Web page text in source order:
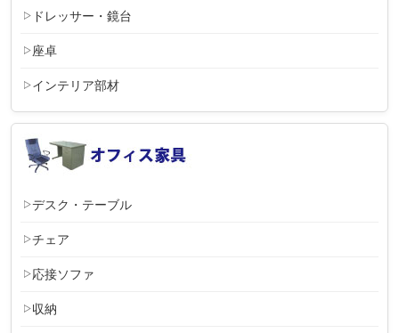
ドレッサー・鏡台
座卓
インテリア部材
デスク・テーブル
チェア
応接ソファ
収納